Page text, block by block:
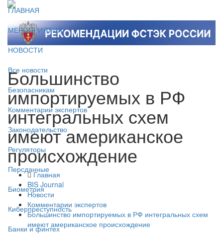
ГЛАВНАЯ
МЕРОПРИЯТИЯ
НОВОСТИ
Все новости
Безопасникам
Комментарии экспертов
Законодательство
Регуляторы
Персданные
Биометрия
Киберпреступность
Банки и финтех
Большинство
импортируемых в РФ
интегральных схем
имеют американское
происхождение
Главная
BIS Journal
Новости
Комментарии экспертов
Большинство импортируемых в РФ интегральных схем
имеют американское происхождение